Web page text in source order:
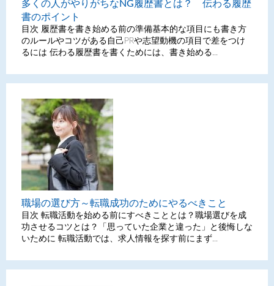
多くの人がやりがちなNG履歴書とは？ 伝わる履歴
書のポイント
目次 履歴書を書き始める前の準備基本的な項目にも書き方
のルールやコツがある自己PRや志望動機の項目で差をつけ
るには 伝わる履歴書を書くためには、書き始める...
職場の選び方～転職成功のためにやるべきこと
目次 転職活動を始める前にすべきこととは？職場選びを成
功させるコツとは？「思っていた企業と違った」と後悔しな
いために 転職活動では、求人情報を探す前にまず...